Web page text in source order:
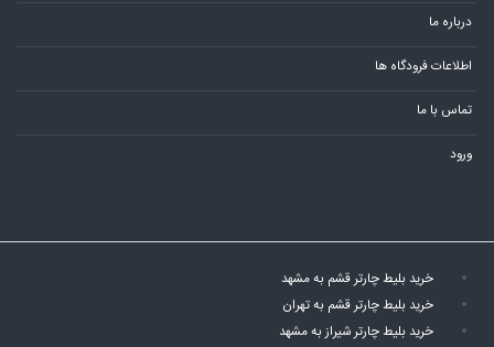
درباره ما
اطلاعات فرودگاه ها
تماس با ما
ورود
خرید بلیط چارتر قشم به مشهد
خرید بلیط چارتر قشم به تهران
خرید بلیط چارتر شیراز به مشهد